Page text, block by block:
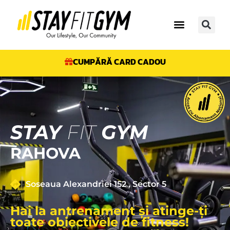
CUMPĂRĂ CARD CADOU
STAY FITGYM
RAHOVA
Soseaua Alexandriei 152 , Sector 5
Hai la antrenament și atinge-ți
toate obiectivele de fitness!